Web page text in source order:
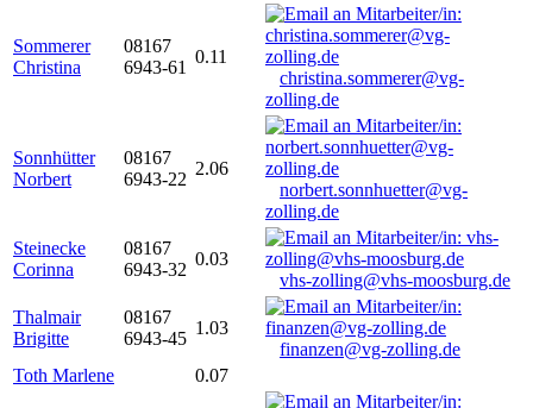
Sommerer
Christina
08167
6943-61
0.11
christina.sommerer@vg-
zolling.de
Sonnhütter
Norbert
08167
6943-22
2.06
norbert.sonnhuetter@vg-
zolling.de
Steinecke
Corinna
08167
6943-32
0.03
vhs-zolling@vhs-moosburg.de
Thalmair
Brigitte
08167
6943-45
1.03
finanzen@vg-zolling.de
Toth Marlene
0.07